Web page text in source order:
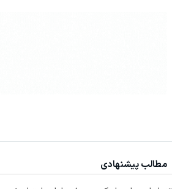
مطالب پیشنهادی